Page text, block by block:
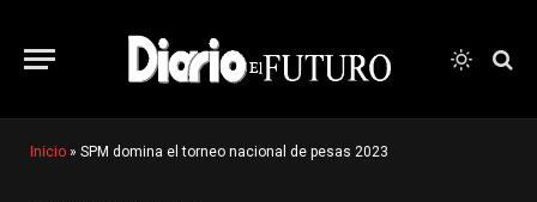
Inicio » SPM domina el torneo nacional de pesas 2023